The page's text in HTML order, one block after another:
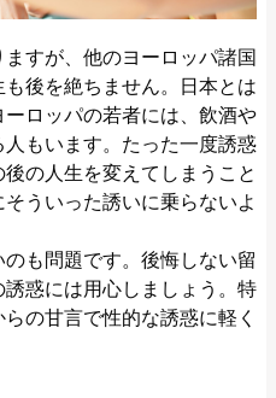
すが、他のヨーロッパ諸国
後を絶ちません。日本とは
ロッパの若者には、飲酒や
もいます。たった一度誘惑
の人生を変えてしまうこと
ういった誘いに乗らないよ
も問題です。後悔しない留
惑には用心しましょう。特
の甘言で性的な誘惑に軽く